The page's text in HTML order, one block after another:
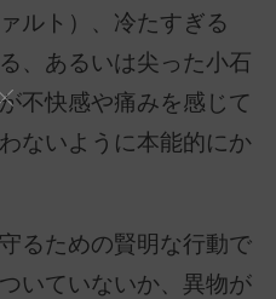
ルト）、冷たすぎる
、あるいは尖った小石
不快感や痛みを感じて
ないように本能的にか
るための賢明な行動で
いていないか、異物が